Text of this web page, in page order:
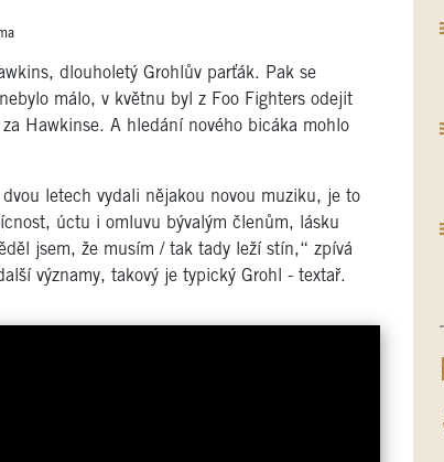
dlouholetý Grohlův parťák. Pak se
málo, v květnu byl z Foo Fighters odejit
Hawkinse. A hledání nového bicáka mohlo
letech vydali nějakou novou muziku, je to
úctu i omluvu bývalým členům, lásku
jsem, že musím / tak tady leží stín,“ zpívá
významy, takový je typický Grohl - textař.